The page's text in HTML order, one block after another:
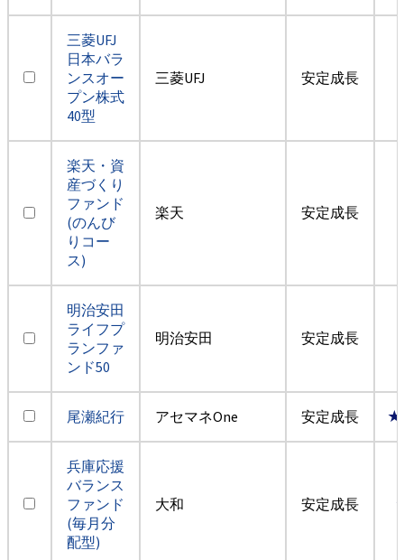
三菱UFJ
日本バラ
ンスオー
プン株式
40型
三菱UFJ 安定成長
楽天・資
産づくり
ファンド
(のんび
りコー
ス)
楽天 安定成長
明治安田
ライフプ
ランファ
ンド50
明治安田 安定成長
尾瀬紀行 アセマネOne 安定成長
兵庫応援
バランス
ファンド
(毎月分
配型)
大和 安定成長